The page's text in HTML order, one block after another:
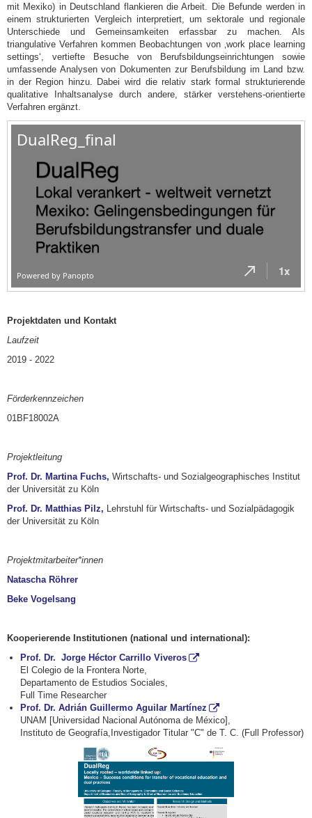
mit Mexiko) in Deutschland flankieren die Arbeit. Die Befunde werden in
einem strukturierten Vergleich interpretiert, um sektorale und regionale
Unterschiede und Gemeinsamkeiten erfassbar zu machen. Als
triangulative Verfahren kommen Beobachtungen von ‚work place learning
settings‘, vertiefte Besuche von Berufsbildungseinrichtungen sowie
umfassende Analysen von Dokumenten zur Berufsbildung im Land bzw.
in der Region hinzu. Dabei wird die relativ stark formal strukturierende
qualitative Inhaltsanalyse durch andere, stärker verstehens-orientierte
Verfahren ergänzt.
Projektdaten und Kontakt
Laufzeit
2019 - 2022
Förderkennzeichen
01BF18002A
Projektleitung
Prof. Dr. Martina Fuchs, Wirtschafts- und Sozialgeographisches Institut
der Universität zu Köln
Prof. Dr. Matthias Pilz, Lehrstuhl für Wirtschafts- und Sozialpädagogik
der Universität zu Köln
Projektmitarbeiter*innen
Natascha Röhrer
Beke Vogelsang
Kooperierende Institutionen (national und international):
Prof. Dr. Jorge Héctor Carrillo Viveros
El Colegio de la Frontera Norte,
Departamento de Estudios Sociales,
Full Time Researcher
Prof. Dr. Adrián Guillermo Aguilar Martínez
UNAM [Universidad Nacional Autónoma de México],
Instituto de Geografía,Investigador Titular "C" de T. C. (Full Professor)